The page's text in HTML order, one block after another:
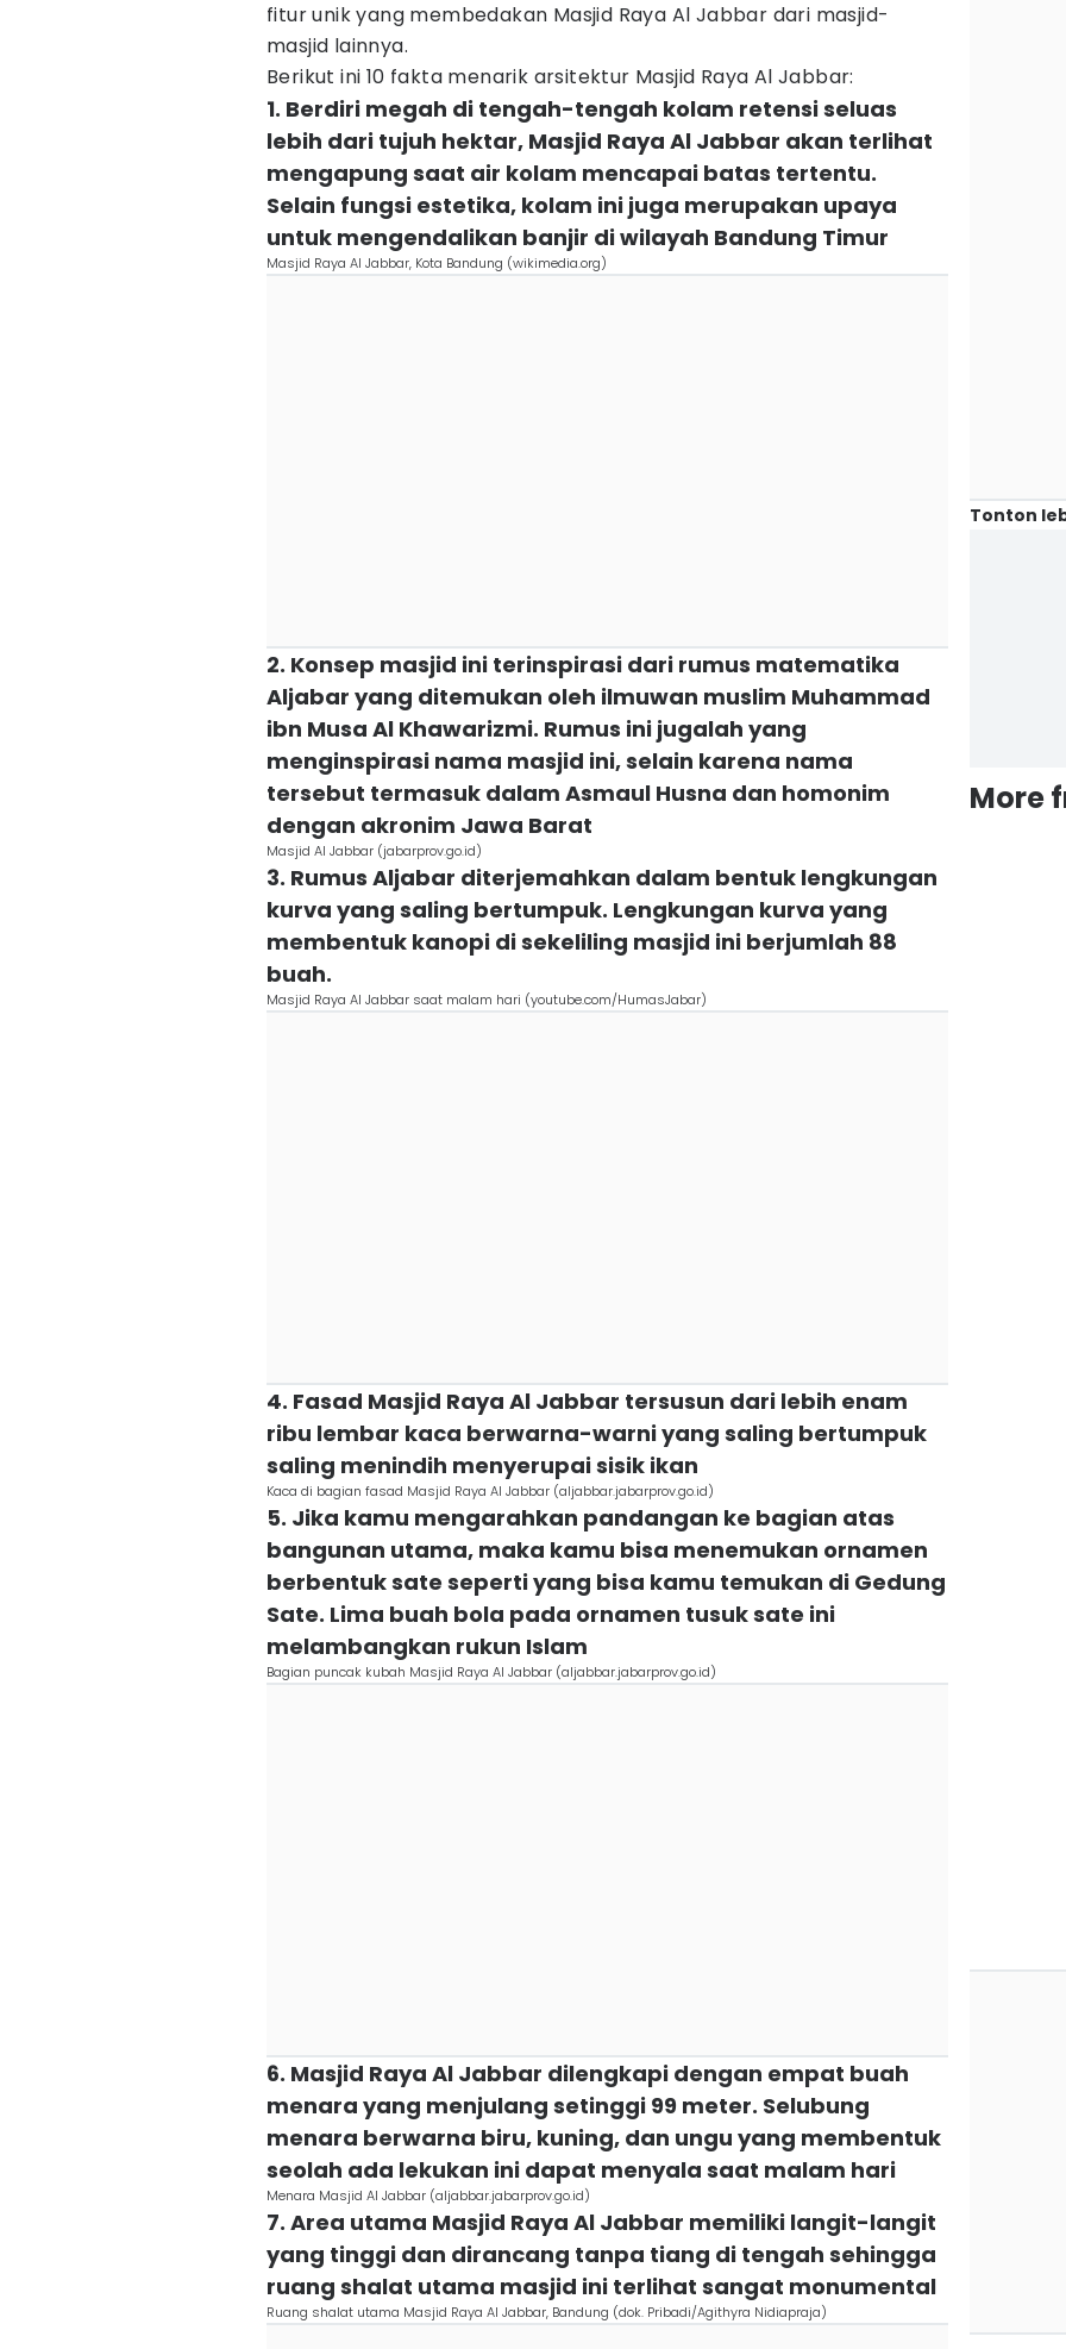
fitur unik yang membedakan Masjid Raya Al Jabbar dari masjid-
masjid lainnya.
Berikut ini 10 fakta menarik arsitektur Masjid Raya Al Jabbar:
1. Berdiri megah di tengah-tengah kolam retensi seluas
lebih dari tujuh hektar, Masjid Raya Al Jabbar akan terlihat
mengapung saat air kolam mencapai batas tertentu.
Selain fungsi estetika, kolam ini juga merupakan upaya
untuk mengendalikan banjir di wilayah Bandung Timur
Masjid Raya Al Jabbar, Kota Bandung (wikimedia.org)
2. Konsep masjid ini terinspirasi dari rumus matematika
Aljabar yang ditemukan oleh ilmuwan muslim Muhammad
ibn Musa Al Khawarizmi. Rumus ini jugalah yang
menginspirasi nama masjid ini, selain karena nama
tersebut termasuk dalam Asmaul Husna dan homonim
dengan akronim Jawa Barat
Masjid Al Jabbar (jabarprov.go.id)
3. Rumus Aljabar diterjemahkan dalam bentuk lengkungan
kurva yang saling bertumpuk. Lengkungan kurva yang
membentuk kanopi di sekeliling masjid ini berjumlah 88
buah.
Masjid Raya Al Jabbar saat malam hari (youtube.com/HumasJabar)
4. Fasad Masjid Raya Al Jabbar tersusun dari lebih enam
ribu lembar kaca berwarna-warni yang saling bertumpuk
saling menindih menyerupai sisik ikan
Kaca di bagian fasad Masjid Raya Al Jabbar (aljabbar.jabarprov.go.id)
5. Jika kamu mengarahkan pandangan ke bagian atas
bangunan utama, maka kamu bisa menemukan ornamen
berbentuk sate seperti yang bisa kamu temukan di Gedung
Sate. Lima buah bola pada ornamen tusuk sate ini
melambangkan rukun Islam
Bagian puncak kubah Masjid Raya Al Jabbar (aljabbar.jabarprov.go.id)
6. Masjid Raya Al Jabbar dilengkapi dengan empat buah
menara yang menjulang setinggi 99 meter. Selubung
menara berwarna biru, kuning, dan ungu yang membentuk
seolah ada lekukan ini dapat menyala saat malam hari
Menara Masjid Al Jabbar (aljabbar.jabarprov.go.id)
7. Area utama Masjid Raya Al Jabbar memiliki langit-langit
yang tinggi dan dirancang tanpa tiang di tengah sehingga
ruang shalat utama masjid ini terlihat sangat monumental
Ruang shalat utama Masjid Raya Al Jabbar, Bandung (dok. Pribadi/Agithyra Nidiapraja)
Tonton
More